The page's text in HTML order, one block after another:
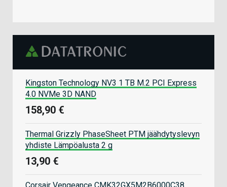
Kingston Technology NV3 1 TB M.2 PCI Express
4.0 NVMe 3D NAND
158,90 €
Thermal Grizzly PhaseSheet PTM jäähdytyslevyn
yhdiste Lämpöalusta 2 g
13,90 €